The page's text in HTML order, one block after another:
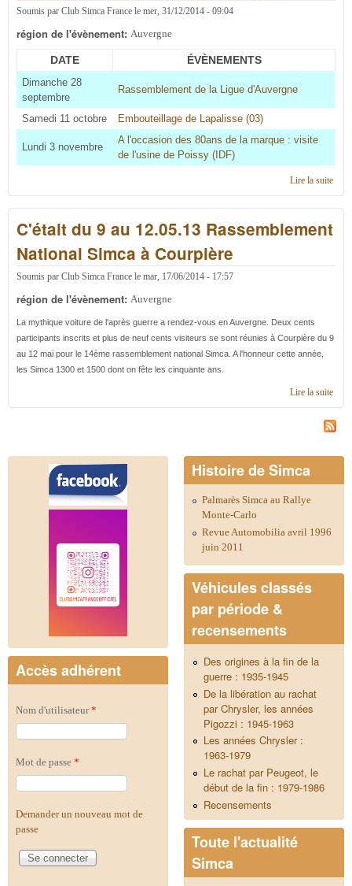
Soumis par Club Simca France le mer, 31/12/2014 - 09:04
région de l'évènement: Auvergne
DATE ÉVÈNEMENTS
Dimanche 28
septembre
Rassemblement de la Ligue d'Auvergne
Samedi 11 octobre Embouteillage de Lapalisse (03)
Lundi 3 novembre
A l'occasion des 80ans de la marque : visite
de l'usine de Poissy (IDF)
Lire la suitede
C'était du 9 au 12.05.13 Rassemblement
National Simca à Courpière
Soumis par Club Simca France le mar, 17/06/2014 - 17:57
région de l'évènement: Auvergne
La mythique voiture de l'après guerre a rendez-vous en Auvergne. Deux cents
participants inscrits et plus de neuf cents visiteurs se sont réunies à Courpière du 9
au 12 mai pour le 14ème rassemblement national Simca. A l'honneur cette année,
les Simca 1300 et 1500 dont on fête les cinquante ans.
Lire la suitede
Accès adhérent
Nom d'utilisateur*
Mot de passe *
Demander un nouveau mot de
passe
Histoire de Simca
Palmarès Simca au Rallye
Monte-Carlo
Revue Automobilia avril 1996
juin 2011
Véhicules classés
par période &
recensements
Des origines à la fin de la
guerre : 1935-1945
De la libération au rachat
par Chrysler, les années
Pigozzi : 1945-1963
Les années Chrysler :
1963-1979
Le rachat par Peugeot, le
début de la fin : 1979-1986
Recensements
Toute l'actualité
Simca